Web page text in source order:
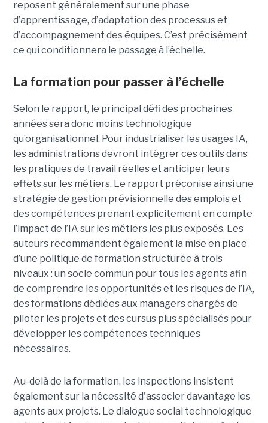
reposent généralement sur une phase
d’apprentissage, d’adaptation des processus et
d’accompagnement des équipes. C’est précisément
ce qui conditionnera le passage à l’échelle.
La formation pour passer à l’échelle
Selon le rapport, le principal défi des prochaines
années sera donc moins technologique
qu’organisationnel. Pour industrialiser les usages IA,
les administrations devront intégrer ces outils dans
les pratiques de travail réelles et anticiper leurs
effets sur les métiers. Le rapport préconise ainsi une
stratégie de gestion prévisionnelle des emplois et
des compétences prenant explicitement en compte
l’impact de l’IA sur les métiers les plus exposés. Les
auteurs recommandent également la mise en place
d’une politique de formation structurée à trois
niveaux : un socle commun pour tous les agents afin
de comprendre les opportunités et les risques de l’IA,
des formations dédiées aux managers chargés de
piloter les projets et des cursus plus spécialisés pour
développer les compétences techniques
nécessaires.
Au-delà de la formation, les inspections insistent
également sur la nécessité d'associer davantage les
agents aux projets. Le dialogue social technologique